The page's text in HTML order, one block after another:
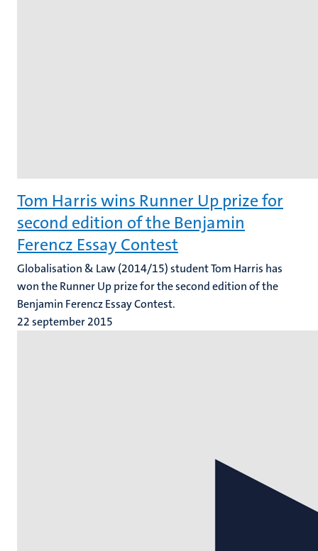
Tom Harris wins Runner Up prize for
second edition of the Benjamin
Ferencz Essay Contest
Globalisation & Law (2014/15) student Tom Harris has
won the Runner Up prize for the second edition of the
Benjamin Ferencz Essay Contest.
22 september 2015